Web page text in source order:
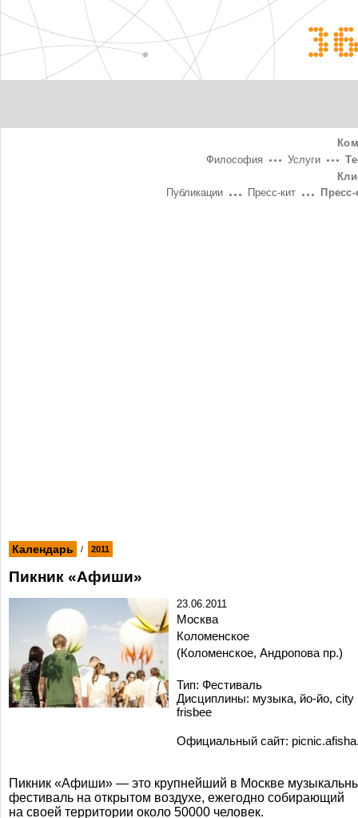
Услуги
Философия
Пресс-кит
Публикации
Календарь / 2011
Пикник «Афиши»
23.06.2011
Москва
Коломенское
(Коломенское, Андропова пр.)
Тип: Фестиваль
Дисциплины: музыка, йо-йо, city
frisbee
Официальный сайт:
Пикник «Афиши» — это крупнейший в Москве
фестиваль на открытом воздухе, ежегодно собирающий
на своей территории около 50000 человек.